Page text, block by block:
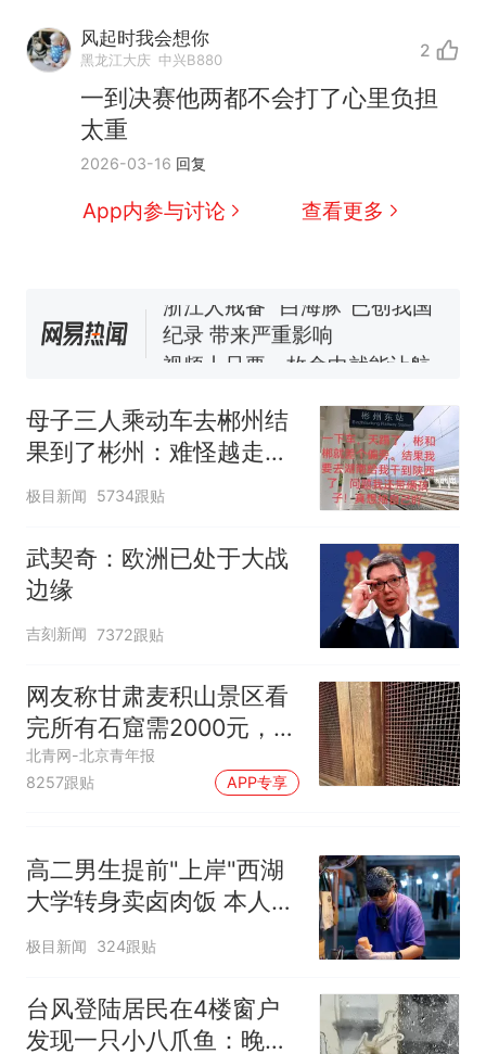
风起时我会想你
黑龙江大庆 中兴B880 2
一到决赛他两都不会打了心里负担
太重
2026-03-16 回复
App内参与讨论 查看更多
全部作废，公平么？
新 5万的小车卖不动，40万以
视频丨只要一枚命中就能让航
母瘫痪 轰-6J实力有多强？
年，网友淘到后寄给女儿：花
鸟市场搬了，但爱还在
网友称甘肃麦积山景区看完所
有石窟需2000元，景区：部分
石窟受特别保护，游客可按需
十多万人报名的考试，成绩
母子三人乘动车去郴州结
果到了彬州：难怪越走越
冷
极目新闻 5734跟贴
武契奇：欧洲已处于大战
边缘
吉刻新闻 7372跟贴
网友称甘肃麦积山景区看
完所有石窟需2000元，景
区：部分石窟受特别保
护，游客可按需买
北青网-北京青年报
8257跟贴
APP专享
高二男生提前"上岸"西湖
大学转身卖卤肉饭 本人发
声
极目新闻 324跟贴
台风登陆居民在4楼窗户
发现一只小八爪鱼：晚上